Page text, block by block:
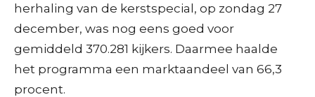
herhaling van de kerstspecial, op zondag 27
december, was nog eens goed voor
gemiddeld 370.281 kijkers. Daarmee haalde
het programma een marktaandeel van 66,3
procent.